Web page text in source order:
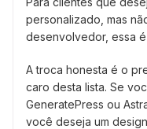
personalizado, mas
desenvolvedor, essa
A troca honesta é o
caro desta lista. Se
GeneratePress ou
você deseja um